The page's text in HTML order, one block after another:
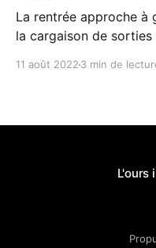
La rentrée approche à
la cargaison de
11 août 2022 3 min de
L'ours